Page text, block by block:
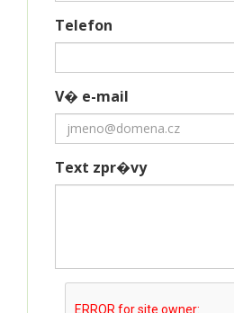
Telefon
V� e-mail
Text zpr�vy